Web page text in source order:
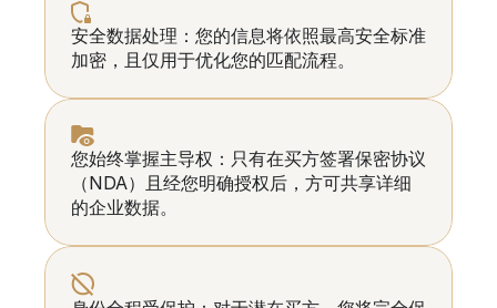
安全数据处理：您的信息将依照最高安全标准
加密，且仅用于优化您的匹配流程。
您始终掌握主导权：只有在买方签署保密协议
（NDA）且经您明确授权后，方可共享详细
的企业数据。